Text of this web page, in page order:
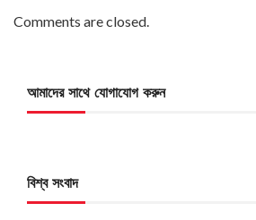
Comments are closed.
আমাদের সাথে যোগাযোগ করুন
বিশ্ব সংবাদ